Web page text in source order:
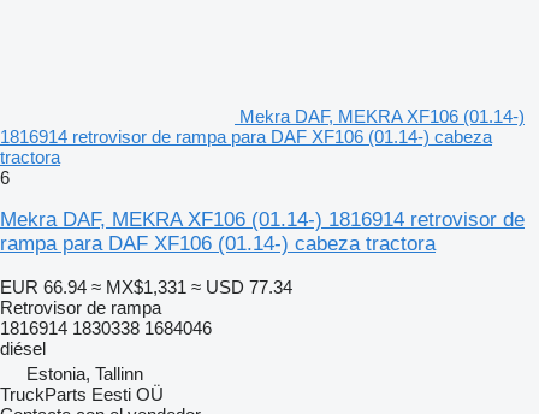
Mekra DAF, MEKRA XF106 (01.14-)
1816914 retrovisor de rampa para DAF XF106 (01.14-) cabeza
tractora
6
Mekra DAF, MEKRA XF106 (01.14-) 1816914 retrovisor de
rampa para DAF XF106 (01.14-) cabeza tractora
EUR 66.94 ≈ MX$1,331 ≈ USD 77.34
Retrovisor de rampa
1816914 1830338 1684046
diésel
Estonia, Tallinn
TruckParts Eesti OÜ